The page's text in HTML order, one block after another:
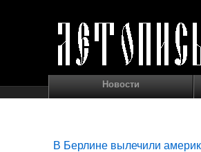
Новости
В Берлине вылечили